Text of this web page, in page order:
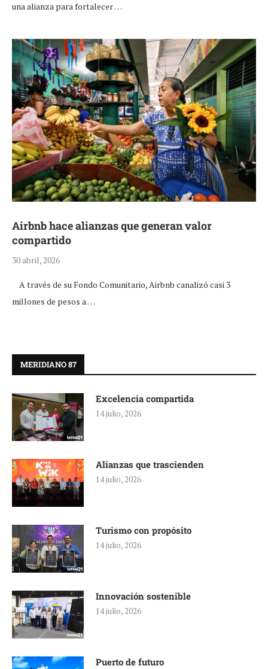
una alianza para fortalecer …
Airbnb hace alianzas que generan valor
compartido
30 abril, 2026
A través de su Fondo Comunitario, Airbnb canalizó casi 3
millones de pesos a …
MERIDIANO 87
Excelencia compartida
14 julio, 2026
Alianzas que trascienden
14 julio, 2026
Turismo con propósito
14 julio, 2026
Innovación sostenible
14 julio, 2026
Puerto de futuro